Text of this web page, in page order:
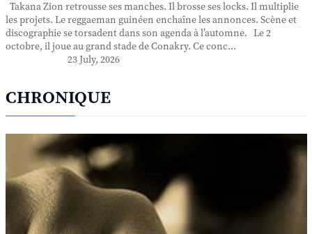
Takana Zion retrousse ses manches. Il brosse ses locks. Il multiplie
les projets. Le reggaeman guinéen enchaîne les annonces. Scène et
discographie se torsadent dans son agenda à l’automne. Le 2
octobre, il joue au grand stade de Conakry. Ce conc...
23 July, 2026
CHRONIQUE